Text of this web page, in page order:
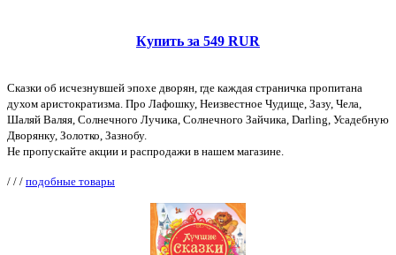
Купить за 549 RUR
Сказки об исчезнувшей эпохе дворян, где каждая страничка пропитана
духом аристократизма. Про Лафошку, Неизвестное Чудище, Зазу, Чела,
Шаляй Валяя, Солнечного Лучика, Солнечного Зайчика, Darling, Усадебную
Дворянку, Золотко, Зазнобу.
Не пропускайте акции и распродажи в нашем магазине.
/ / / подобные товары